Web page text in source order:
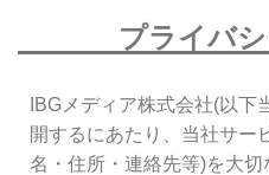
プライバ
IBGメディア株式会社(以下
開するにあたり、当社サー
名・住所・連絡先等)を大